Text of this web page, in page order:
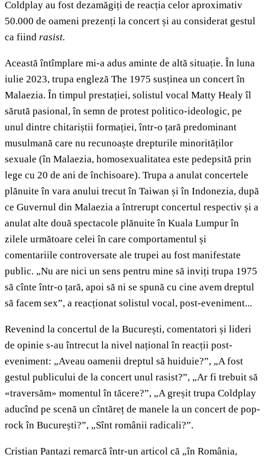
Coldplay au fost dezamăgiți de reacția celor aproximativ
50.000 de oameni prezenți la concert și au considerat gestul
ca fiind rasist.
Această întîmplare mi-a adus aminte de altă situație. În luna
iulie 2023, trupa engleză The 1975 susținea un concert în
Malaezia. În timpul prestației, solistul vocal Matty Healy îl
sărută pasional, în semn de protest politico-ideologic, pe
unul dintre chitariștii formației, într-o țară predominant
musulmană care nu recunoaște drepturile minorităților
sexuale (în Malaezia, homosexualitatea este pedepsită prin
lege cu 20 de ani de închisoare). Trupa a anulat concertele
plănuite în vara anului trecut în Taiwan și în Indonezia, după
ce Guvernul din Malaezia a întrerupt concertul respectiv și a
anulat alte două spectacole plănuite în Kuala Lumpur în
zilele următoare celei în care comportamentul și
comentariile controversate ale trupei au fost manifestate
public. „Nu are nici un sens pentru mine să inviți trupa 1975
să cînte într-o țară, apoi să ni se spună cu cine avem dreptul
să facem sex”, a reacționat solistul vocal, post-eveniment...
Revenind la concertul de la București, comentatori și lideri
de opinie s-au întrecut la nivel național în reacții post-
eveniment: „Aveau oamenii dreptul să huiduie?”, „A fost
gestul publicului de la concert unul rasist?”, „Ar fi trebuit să
«traversăm» momentul în tăcere?”, „A greșit trupa Coldplay
aducînd pe scenă un cîntăreț de manele la un concert de pop-
rock în București?”, „Sînt românii radicali?”.
Cristian Pantazi remarcă într-un articol că „în România,